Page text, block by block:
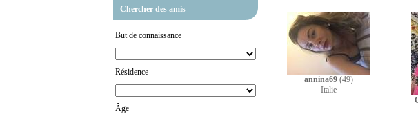
Chercher des amis
But de connaissance
Résidence
Âge
annina69(49)
Italie